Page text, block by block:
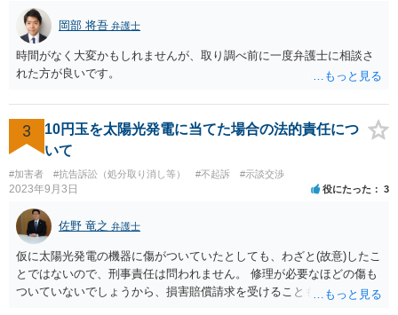
岡部 将吾 弁護士
時間がなく大変かもしれませんが、取り調べ前に一度弁護士に相談さ
れた方が良いです。
3
10円玉を太陽光発電に当てた場合の法的責任につ
いて
#加害者 #抗告訴訟（処分取り消し等） #不起訴 #示談交渉
2023年9月3日 役にたった 3
佐野 竜之 弁護士
仮に太陽光発電の機器に傷がついていたとしても、わざと(故意)したこ
とではないので、刑事責任は問われません。 修理が必要なほどの傷も
ついていないでしょうから、損害賠償請求を受けることもないと思い